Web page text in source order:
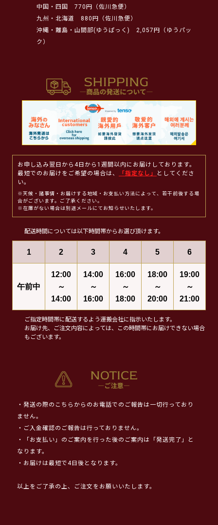
中国・四国
770円（佐川急便）
九州・北海道
880円（佐川急便）
沖縄・離島・山間部(ゆうぱっく)
2,057円（ゆうパッ
ク）
お申し込み翌日から4日から1週間以内にお届けしております。
最短でのお届けをご希望の場合は、
「指定なし」
としてくださ
い。
※天候・諸事情・お届けする地域・お支払い方法によって、若干前後する場
合がございます。ご了承ください。
※在庫がない場合は別途メールにてお知らせいたします。
配送時間については以下時間帯からお選び頂けます。
1 2 3 4 5 6
午前中
12:00
～
14:00
14:00
～
16:00
16:00
～
18:00
18:00
～
20:00
19:00
～
21:00
ご指定時間帯に配送するよう運搬会社に指示いたします。
お届け先、ご注文内容によっては、この時間帯にお届けできない場合
もございます。
・発送の際のこちらからのお電話でのご報告は一切行っており
ません。
・ご入金確認のご報告は行っておりません。
・「お支払い」のご案内を行った後のご案内は「発送完了」と
なります。
・お届けは最短で4日後となります。
以上をご了承の上、ご注文をお願いいたします。